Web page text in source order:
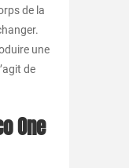
de la
une
de
One